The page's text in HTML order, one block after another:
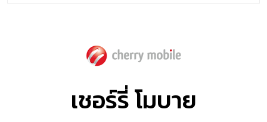
เชอร์รี่ โมบาย